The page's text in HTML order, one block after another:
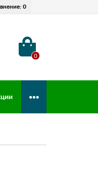
0
0